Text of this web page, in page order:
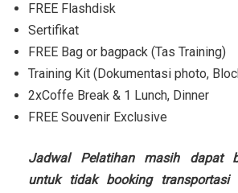
FREE Flashdisk
Sertifikat
FREE Bag or bagpack (Tas Training)
Training Kit (Dokumentasi photo,
2xCoffe Break & 1 Lunch, Dinner
FREE Souvenir Exclusive
Jadwal Pelatihan masih dapat
untuk tidak booking transportasi